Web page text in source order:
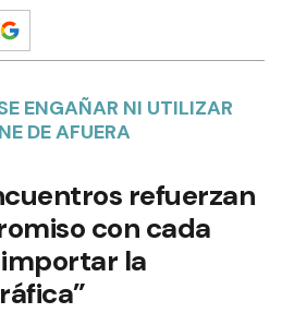
ENGAÑAR NI UTILIZAR
DE AFUERA
refuerzan
con cada
la